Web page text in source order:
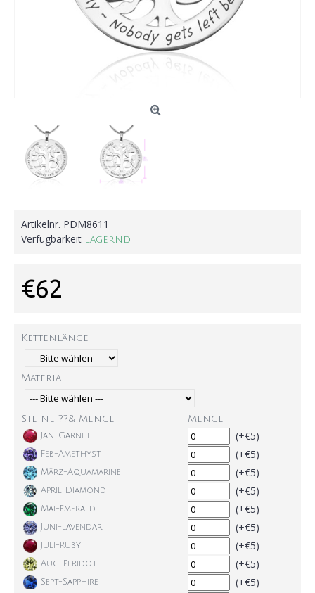
Artikelnr. PDM8611
Verfügbarkeit Lagernd
€62
Kettenlänge
Material
Steine ??& Menge Menge
Jan-Garnet (+€5)
Feb-Amethyst (+€5)
März-Aquamarine (+€5)
April-Diamond (+€5)
Mai-Emerald (+€5)
Juni-Lavendar (+€5)
Juli-Ruby (+€5)
Aug-Peridot (+€5)
Sept-Sapphire (+€5)